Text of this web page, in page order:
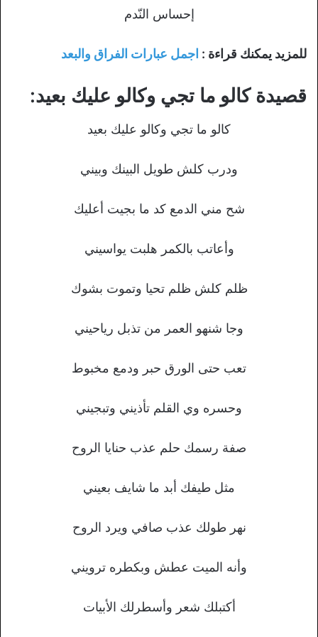
إحساس النّدم
للمزيد يمكنك قراءة : اجمل عبارات الفراق والبعد
قصيدة كالو ما تجي وكالو عليك بعيد:
كالو ما تجي وكالو عليك بعيد
ودرب كلش طويل البينك وبيني
شح مني الدمع كد ما بجيت أعليك
وأعاتب بالكمر هلبت يواسيني
ظلم كلش ظلم تحيا وتموت بشوك
وجا شنهو العمر من تذبل رياحيني
تعب حتى الورق حبر ودمع مخبوط
وحسره وي القلم تأذيني وتبجيني
صفة رسمك حلم عذب حنايا الروح
مثل طيفك أبد ما شايف بعيني
نهر طولك عذب صافي ويرد الروح
وأنه الميت عطش وبكطره ترويني
أكتبلك شعر وأسطرلك الأبيات